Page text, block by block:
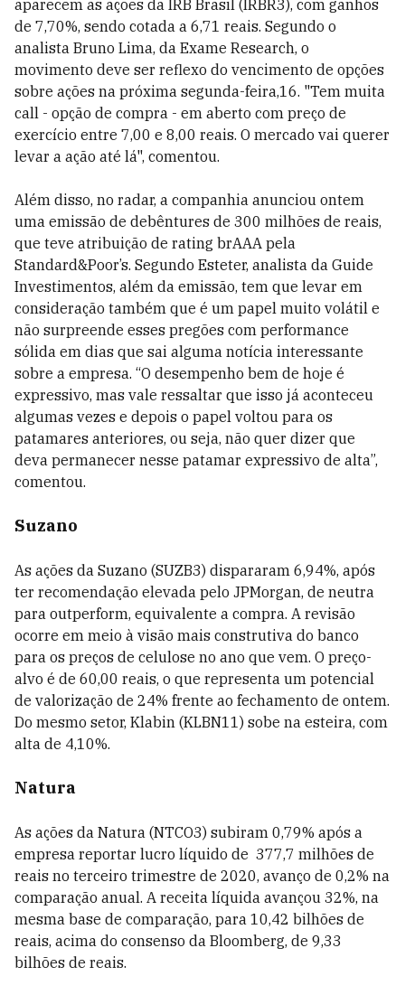
aparecem as ações da IRB Brasil (IRBR3), com ganhos
de 7,70%, sendo cotada a 6,71 reais. Segundo o
analista Bruno Lima, da Exame Research, o
movimento deve ser reflexo do vencimento de opções
sobre ações na próxima segunda-feira,16. "Tem muita
call - opção de compra - em aberto com preço de
exercício entre 7,00 e 8,00 reais. O mercado vai querer
levar a ação até lá", comentou.
Além disso, no radar, a companhia anunciou ontem
uma emissão de debêntures de 300 milhões de reais,
que teve atribuição de rating brAAA pela
Standard&Poor’s. Segundo Esteter, analista da Guide
Investimentos, além da emissão, tem que levar em
consideração também que é um papel muito volátil e
não surpreende esses pregões com performance
sólida em dias que sai alguma notícia interessante
sobre a empresa. “O desempenho bem de hoje é
expressivo, mas vale ressaltar que isso já aconteceu
algumas vezes e depois o papel voltou para os
patamares anteriores, ou seja, não quer dizer que
deva permanecer nesse patamar expressivo de alta”,
comentou.
Suzano
As ações da Suzano (SUZB3) dispararam 6,94%, após
ter recomendação elevada pelo JPMorgan, de neutra
para outperform, equivalente a compra. A revisão
ocorre em meio à visão mais construtiva do banco
para os preços de celulose no ano que vem. O preço-
alvo é de 60,00 reais, o que representa um potencial
de valorização de 24% frente ao fechamento de ontem.
Do mesmo setor, Klabin (KLBN11) sobe na esteira, com
alta de 4,10%.
Natura
As ações da Natura (NTCO3) subiram 0,79% após a
empresa reportar lucro líquido de 377,7 milhões de
reais no terceiro trimestre de 2020, avanço de 0,2% na
comparação anual. A receita líquida avançou 32%, na
mesma base de comparação, para 10,42 bilhões de
reais, acima do consenso da Bloomberg, de 9,33
bilhões de reais.